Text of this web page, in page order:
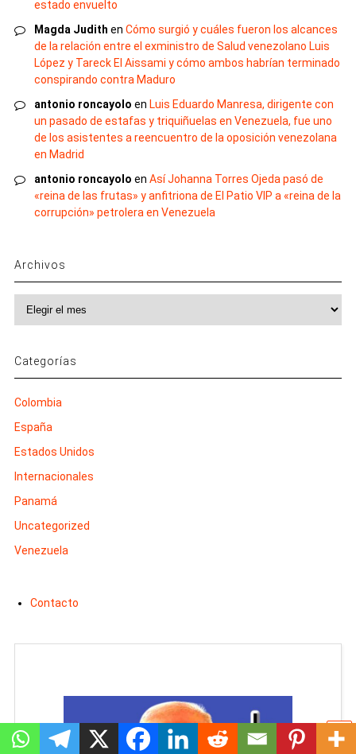
estado envuelto
Magda Judith en Cómo surgió y cuáles fueron los alcances
de la relación entre el exministro de Salud venezolano Luis
López y Tareck El Aissami y cómo ambos habrían terminado
conspirando contra Maduro
antonio roncayolo en Luis Eduardo Manresa, dirigente con
un pasado de estafas y triquiñuelas en Venezuela, fue uno
de los asistentes a reencuentro de la oposición venezolana
en Madrid
antonio roncayolo en Así Johanna Torres Ojeda pasó de
«reina de las frutas» y anfitriona de El Patio VIP a «reina de la
corrupción» petrolera en Venezuela
Archivos
Categorías
Colombia
España
Estados Unidos
Internacionales
Panamá
Uncategorized
Venezuela
Contacto